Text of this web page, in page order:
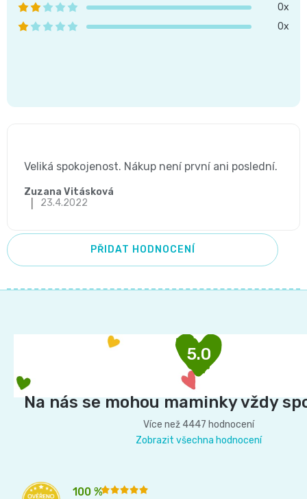
0x
0x
PŘIDAT HODNOCENÍ
h
o
d
o
e
n
Zuzana Vitásková
23.4.2022
Veliká spokojenost. Nákup není první ani poslední.
5.0
Na nás se mohou maminky vždy
Více než 4447 hodnocení
Zobrazit všechna hodnocení
100 %